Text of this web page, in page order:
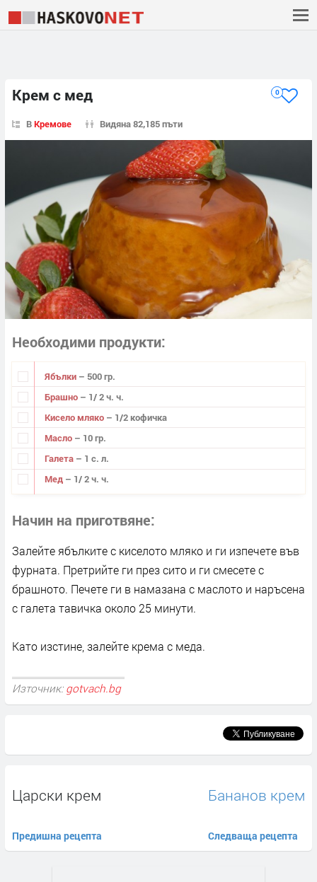
Крем с мед 0
ВКремове Видяна 82,185 пъти
Необходими продукти
Ябълки – 500 гр.
Брашно – 1/ 2 ч. ч.
Кисело мляко – 1/2 кофичка
Масло – 10 гр.
Галета – 1 с. л.
Мед – 1/ 2 ч. ч.
Начин на приготвяне
Залейте ябълките с киселото мляко и ги изпечете във
фурната. Претрийте ги през сито и ги смесете с
брашното. Печете ги в намазана с маслото и наръсена
с галета тавичка около 25 минути.
Като изстине, залейте крема с меда.
Източник: gotvach.bg
Царски крем
Предишна рецепта
Бананов крем
Следваща рецепта